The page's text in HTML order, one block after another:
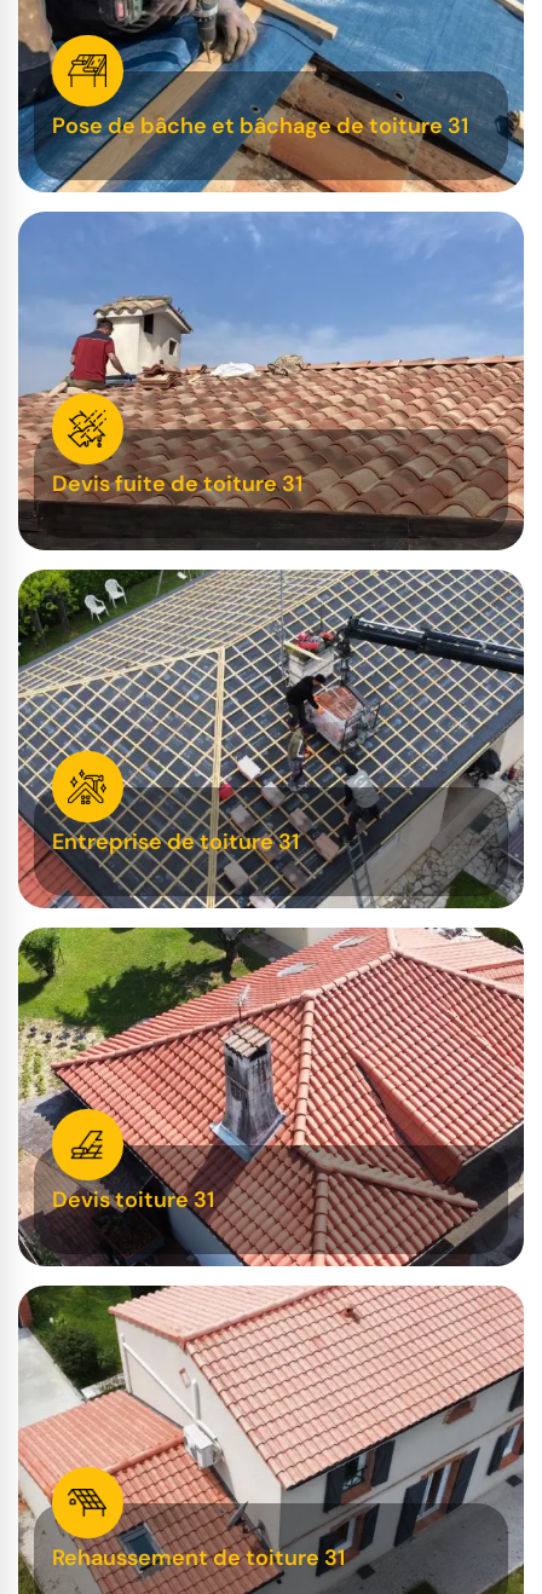
Pose de bâche et bâchage de toiture 31
Devis fuite de toiture 31
Entreprise de toiture 31
Devis toiture 31
Rehaussement de toiture 31